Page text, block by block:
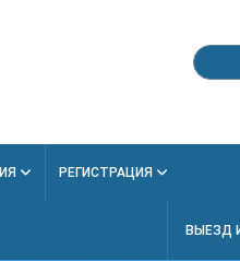
РЕГИСТРАЦИЯ
ВЫЕЗД